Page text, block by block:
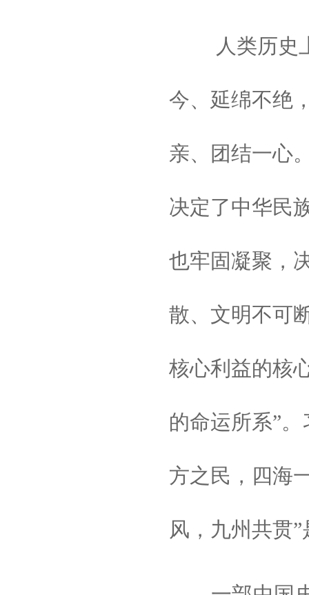
人类历史
今、延绵不绝
亲、团结一心
决定了中华民
也牢固凝聚，
散、文明不可
核心利益的核
的命运所系”
方之民，四海
风，九州共贯